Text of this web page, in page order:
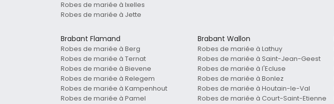
Robes de mariée à Ixelles
Robes de mariée à Jette
Brabant Flamand
Robes de mariée à Berg
Robes de mariée à Ternat
Robes de mariée à Bievene
Robes de mariée à Relegem
Robes de mariée à Kampenhout
Robes de mariée à Pamel
Brabant Wallon
Robes de mariée à Lathuy
Robes de mariée à Saint-Jean-Geest
Robes de mariée à l'Ecluse
Robes de mariée à Bonlez
Robes de mariée à Houtain-le-Val
Robes de mariée à Court-Saint-Etienne